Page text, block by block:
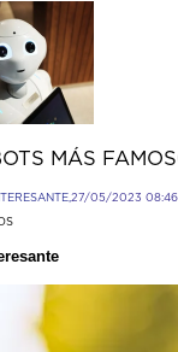
MÁS
27/05/2023 08:46